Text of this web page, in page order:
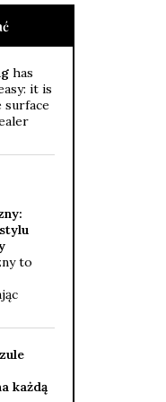
has
it is
surface
to
każdą